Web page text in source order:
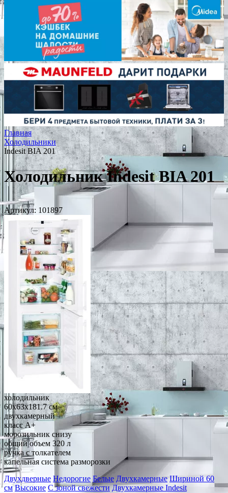
Главная
Холодильники
Indesit BIA 201
Холодильник Indesit BIA 201
Артикул: 101897
холодильник
60x63x181.7 см
двухкамерный
класс A+
морозильник снизу
общий объем 320 л
ручка с толкателем
капельная система разморозки
Двухдверные Недорогие Белые Двухкамерные Шириной 60
см Высокие С зоной свежести Двухкамерные Indesit